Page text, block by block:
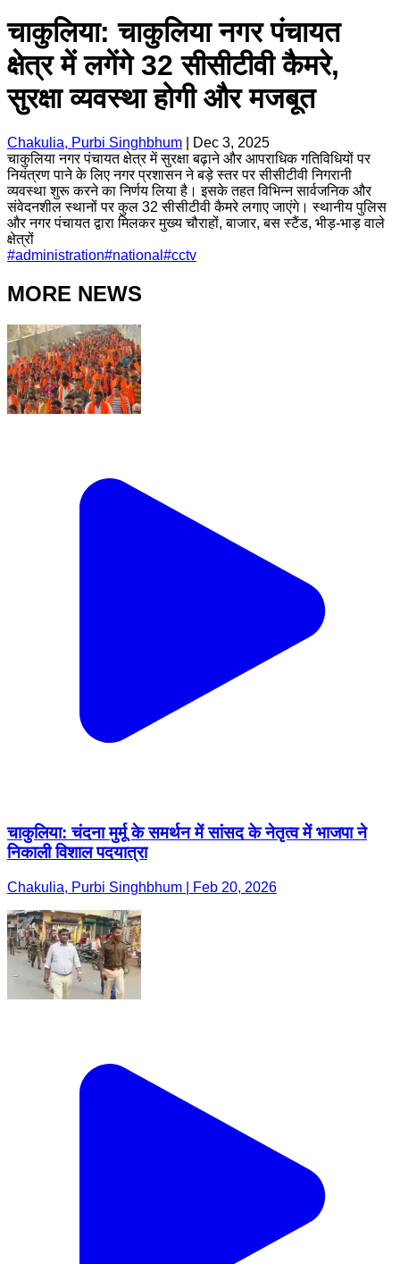
चाकुलिया: चाकुलिया नगर पंचायत
क्षेत्र में लगेंगे 32 सीसीटीवी कैमरे,
सुरक्षा व्यवस्था होगी और मजबूत
Chakulia, Purbi Singhbhum
Dec 3, 2025
चाकुलिया नगर पंचायत क्षेत्र में सुरक्षा बढ़ाने और आपराधिक गतिविधियों पर
नियंत्रण पाने के लिए नगर प्रशासन ने बड़े स्तर पर सीसीटीवी निगरानी
व्यवस्था शुरू करने का निर्णय लिया है। इसके तहत विभिन्न सार्वजनिक और
संवेदनशील स्थानों पर कुल 32 सीसीटीवी कैमरे लगाए जाएंगे। स्थानीय पुलिस
और नगर पंचायत द्वारा मिलकर मुख्य चौराहों, बाजार, बस स्टैंड, भीड़-भाड़ वाले
क्षेत्रों
#administration#national #cctv
MORE NEWS
चाकुलिया: चंदना मुर्मू के समर्थन में सांसद के नेतृत्व में भाजपा ने
निकाली विशाल पदयात्रा
Chakulia, Purbi Singhbhum | Feb 20, 2026